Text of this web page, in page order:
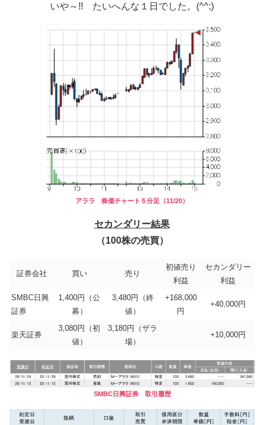
いや～!! たいへんな１日でした。(^^;)
アララ 株価チャート５分足（11/20）
セカンダリー結果
（100株の売買）
証券会社 買い 売り
初値売り
利益
セカンダリー
利益
SMBC日興
証券
1,400円（公
募）
3,480円（終
値）
+168,000
円
+40,000円
楽天証券
3,080円（初
値）
3,180円（ザラ
場）
+10,000円
SMBC日興証券 取引履歴